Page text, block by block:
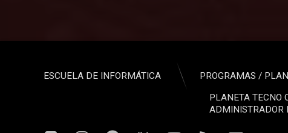
ESCUELA DE INFORMÁTICA
PROGRAMAS /
PLANETA TECNO
ADMINISTRADOR